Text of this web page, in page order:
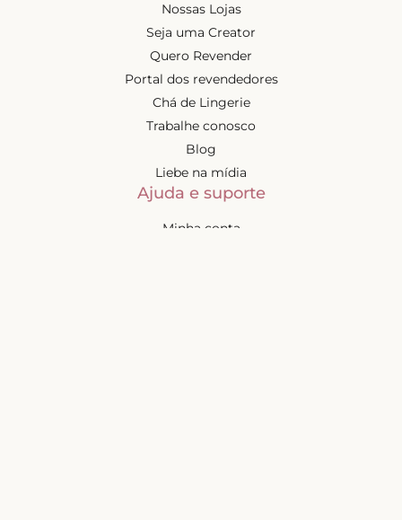
Nossas Lojas
Seja uma Creator
Quero Revender
Portal dos revendedores
Chá de Lingerie
Trabalhe conosco
Blog
Liebe na mídia
Ajuda e suporte
Minha conta